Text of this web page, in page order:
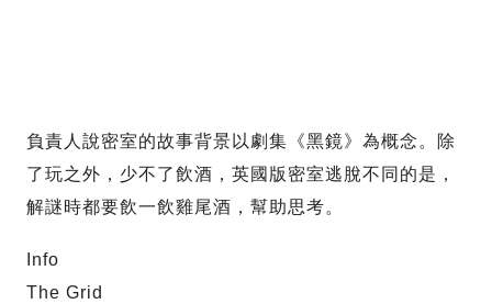
負責人說密室的故事背景以劇集《黑鏡》為概念。除
了玩之外，少不了飲酒，英國版密室逃脫不同的是，
解謎時都要飲一飲雞尾酒，幫助思考。
Info
The Grid